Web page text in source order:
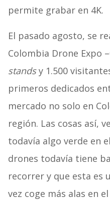
permite grabar en 4K.
El pasado agosto, se
Colombia Drone Expo
standsy 1.500
primeros dedicados
mercado no solo en
región. Las cosas así,
todavía algo verde en
drones todavía tiene
recorrer y que esta es
vez coge más alas en